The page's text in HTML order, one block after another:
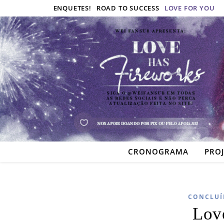
ENQUETES! ROAD TO SUCCESS LOVE FOR YOU
CRONOGRAMA